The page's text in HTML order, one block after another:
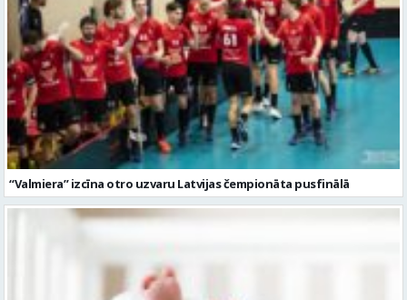
“Valmiera” izcīna otro uzvaru Latvijas čempionāta pusfinālā